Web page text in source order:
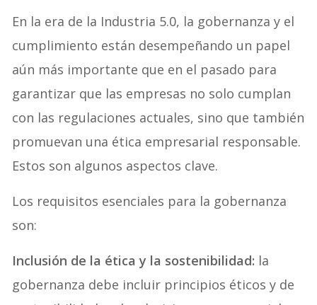
En la era de la Industria 5.0, la gobernanza y el
cumplimiento están desempeñando un papel
aún más importante que en el pasado para
garantizar que las empresas no solo cumplan
con las regulaciones actuales, sino que también
promuevan una ética empresarial responsable.
Estos son algunos aspectos clave.
Los requisitos esenciales para la gobernanza
son:
Inclusión de la ética y la sostenibilidad: la
gobernanza debe incluir principios éticos y de